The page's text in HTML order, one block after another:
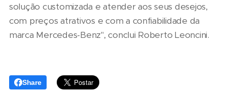
solução customizada e atender aos seus desejos,
com preços atrativos e com a confiabilidade da
marca Mercedes-Benz", conclui Roberto Leoncini.
Share